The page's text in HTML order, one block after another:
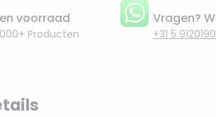
voorraad
Producten
Vragen?
+31 5